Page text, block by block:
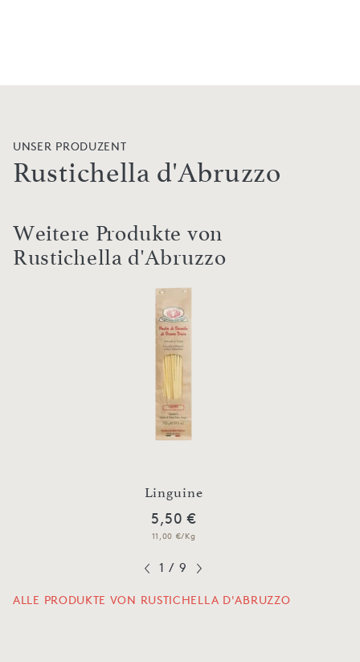
UNSER PRODUZENT
Rustichella d'Abruzzo
Weitere Produkte von
Rustichella d'Abruzzo
Linguine
5,50 €
11,00 €/Kg
1 / 9
ALLE PRODUKTE VON RUSTICHELLA D'ABRUZZO